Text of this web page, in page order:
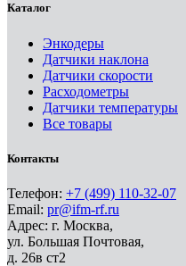
Каталог
Энкодеры
Датчики наклона
Датчики скорости
Расходометры
Датчики температуры
Все товары
Контакты
Телефон: +7 (499) 110-32-07
Email: pr@ifm-rf.ru
Адрес: г. Москва,
ул. Большая Почтовая,
д. 26в ст2